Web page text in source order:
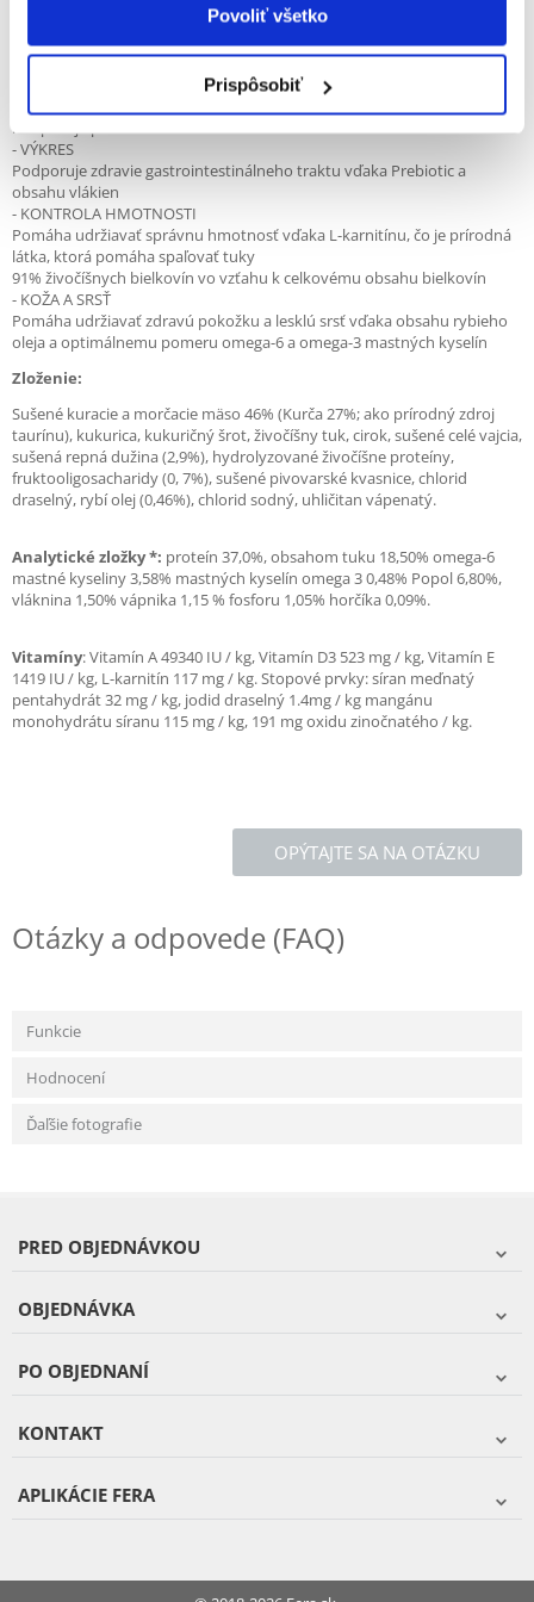
Povoliť všetko
Prispôsobiť
udržiavať zuby mačiek zdravé. EUKANUBA krmivo pre mačky je
vyrobený z vysoko kvalitných surovín a je 100% kompletné a vyvážené,
takže pomáha vaše mačka, aby si perfektnú náladu a vyzerať skvele -
- VITALITA
Podporuje prirodzenú imunitu tela vďaka antioxidantom
- VÝKRES
Podporuje zdravie gastrointestinálneho traktu vďaka Prebiotic a
obsahu vlákien
- KONTROLA HMOTNOSTI
Pomáha udržiavať správnu hmotnosť vďaka L-karnitínu, čo je prírodná
látka, ktorá pomáha spaľovať tuky
91% živočíšnych bielkovín vo vzťahu k celkovému obsahu bielkovín
- KOŽA A SRSŤ
Pomáha udržiavať zdravú pokožku a lesklú srsť vďaka obsahu rybieho
oleja a optimálnemu pomeru omega-6 a omega-3 mastných kyselín
Zloženie:
Sušené kuracie a morčacie mäso 46% (Kurča 27%; ako prírodný zdroj
taurínu), kukurica, kukuričný šrot, živočíšny tuk, cirok, sušené celé vajcia,
sušená repná dužina (2,9%), hydrolyzované živočíšne proteíny,
fruktooligosacharidy (0, 7%), sušené pivovarské kvasnice, chlorid
draselný, rybí olej (0,46%), chlorid sodný, uhličitan vápenatý.
Analytické zložky *: proteín 37,0%, obsahom tuku 18,50% omega-6
mastné kyseliny 3,58% mastných kyselín omega 3 0,48% Popol 6,80%,
vláknina 1,50% vápnika 1,15 % fosforu 1,05% horčíka 0,09%.
Vitamíny: Vitamín A 49340 IU / kg, Vitamín D3 523 mg / kg, Vitamín E
1419 IU / kg, L-karnitín 117 mg / kg. Stopové prvky: síran meďnatý
pentahydrát 32 mg / kg, jodid draselný 1.4mg / kg mangánu
monohydrátu síranu 115 mg / kg, 191 mg oxidu zinočnatého / kg.
OPÝTAJTE SA NA OTÁZKU
Otázky a odpovede (FAQ)
Funkcie
Hodnocení
Ďaľšie fotografie
PRED OBJEDNÁVKOU
OBJEDNÁVKA
PO OBJEDNANÍ
KONTAKT
APLIKÁCIE FERA